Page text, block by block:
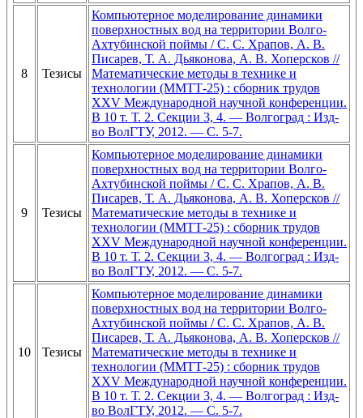
8 Тезисы
Компьютерное моделирование динамики
поверхностных вод на территории Волго-
Ахтубинской поймы / С. С. Храпов, А. В.
Писарев, Т. А. Дьяконова, А. В. Хоперсков //
Математические методы в технике и
технологии (ММТТ-25) : сборник трудов
XXV Международной научной конференции.
В 10 т. Т. 2. Секции 3, 4. — Волгоград : Изд-
во ВолГТУ, 2012. — С. 5-7.
9 Тезисы
Компьютерное моделирование динамики
поверхностных вод на территории Волго-
Ахтубинской поймы / С. С. Храпов, А. В.
Писарев, Т. А. Дьяконова, А. В. Хоперсков //
Математические методы в технике и
технологии (ММТТ-25) : сборник трудов
XXV Международной научной конференции.
В 10 т. Т. 2. Секции 3, 4. — Волгоград : Изд-
во ВолГТУ, 2012. — С. 5-7.
10 Тезисы
Компьютерное моделирование динамики
поверхностных вод на территории Волго-
Ахтубинской поймы / С. С. Храпов, А. В.
Писарев, Т. А. Дьяконова, А. В. Хоперсков //
Математические методы в технике и
технологии (ММТТ-25) : сборник трудов
XXV Международной научной конференции.
В 10 т. Т. 2. Секции 3, 4. — Волгоград : Изд-
во ВолГТУ, 2012. — С. 5-7.